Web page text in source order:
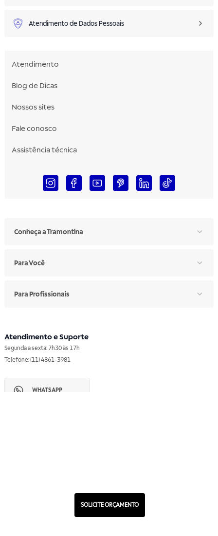
SOLICITE ORÇAMENTO
Atendimento de Dados Pessoais
Atendimento
Blog de Dicas
Nossos sites
Fale conosco
Assistência técnica
Conheça a Tramontina
Para Você
Para Profissionais
Atendimento e Suporte
Segunda a sexta: 7h30 às 17h
Telefone: (11) 4861-3981
WHATSAPP